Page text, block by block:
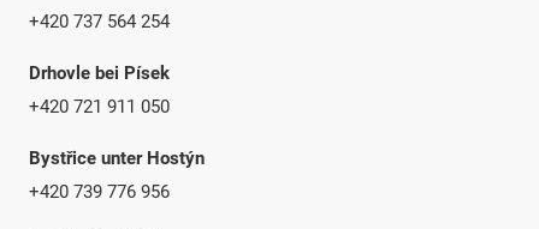
+420 737 564 254
Drhovle bei Písek
+420 721 911 050
Bystřice unter Hostýn
+420 739 776 956